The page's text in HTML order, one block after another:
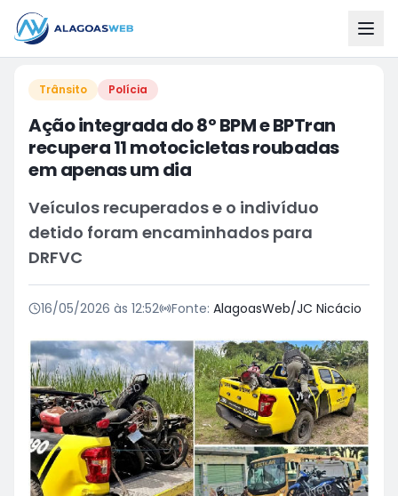
Trânsito Polícia
Ação integrada do 8º BPM e BPTran
recupera 11 motocicletas roubadas
em apenas um dia
Veículos recuperados e o indivíduo
detido foram encaminhados para
DRFVC
16/05/2026 às 12:52 Fonte: AlagoasWeb/JC Nicácio